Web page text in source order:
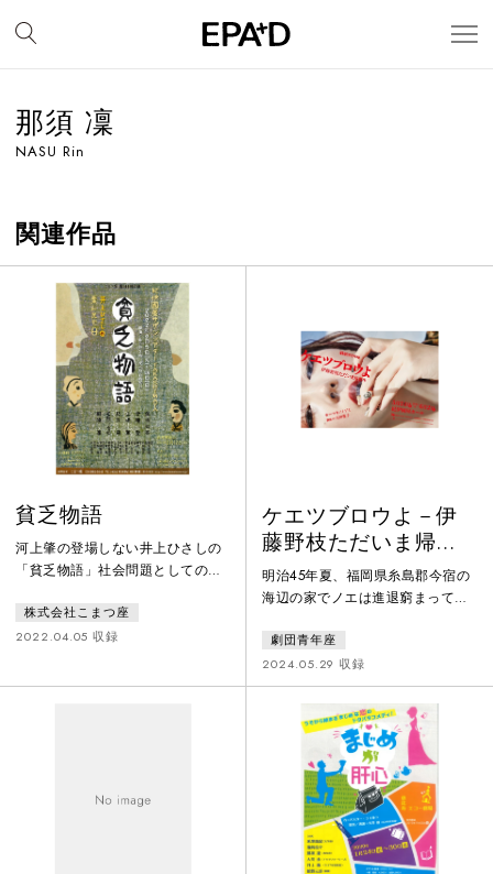
那須 凜
NASU Rin
関連作品
貧乏物語
河上肇の登場しない井上ひさしの
「貧乏物語」社会問題としての資
と問う人すべてに捧げる可憐な女
性六人の事情と人生。時は大正5
性たちがいた。私たちはおんなじ
問題の前にいる。こまつ座24年振
株式会社こまつ座
2022.04.05 収録
ケエツブロウよ－伊
藤野枝ただいま帰省
中
明治45年夏、福岡県糸島郡今宿の
海辺の家でノエは進退窮まってい
れていた結婚が嫌で飛び出したの
が春の終わり、恩師だった辻潤の
もとへ身を寄せ、「青鞜」の平塚
らいてうと出会い、離婚のため戻
ってきたが親族はみな猛反対。東
京に戻る金もなく針の筵だったあ
る日、「どうせ死ぬならケエツブ
ロウよ、かなしお前とあの渦巻へ
―」と謎の文句を残して消えたノ
エ…。伊藤野枝激動の生涯を、生
まれ故郷
劇団青年座
2024.05.29 収録